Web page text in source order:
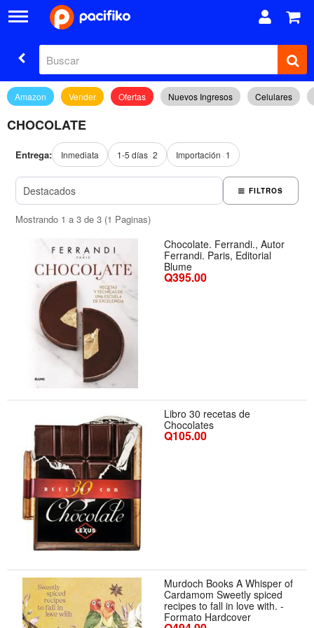
Amazon Vender Ofertas Nuevos Ingresos Celulares
CHOCOLATE
Entrega: Inmediata 1-5 días 2 Importación 1
FILTROS
Mostrando 1 a 3 de 3 (1 Paginas)
Chocolate. Ferrandi., Autor
Ferrandi. Paris, Editorial
Blume
Q395.00
Libro 30 recetas de
Chocolates
Q105.00
Murdoch Books A Whisper of
Cardamom Sweetly spiced
recipes to fall in love with. -
Formato Hardcover